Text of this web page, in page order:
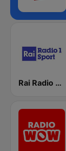
Rai Radio 1 Sport